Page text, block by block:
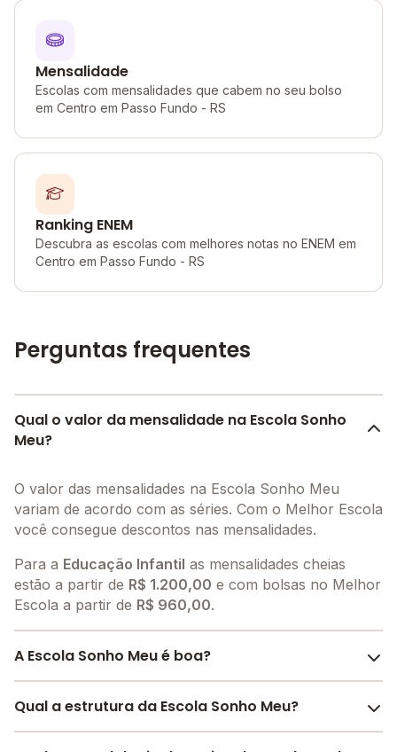
Mensalidade
Escolas com mensalidades que cabem no seu bolso
em Centro em Passo Fundo - RS
Ranking ENEM
Descubra as escolas com melhores notas no ENEM em
Centro em Passo Fundo - RS
Perguntas frequentes
Qual o valor da mensalidade na Escola Sonho
Meu?
O valor das mensalidades na Escola Sonho Meu
variam de acordo com as séries. Com o Melhor Escola
você consegue descontos nas mensalidades.
Para a Educação Infantil as mensalidades cheias
estão a partir de R$ 1.200,00 e com bolsas no Melhor
Escola a partir de R$ 960,00.
A Escola Sonho Meu é boa?
A Escola Sonho Meu é bem avaliada por pais, alunos
Qual a estrutura da Escola Sonho Meu?